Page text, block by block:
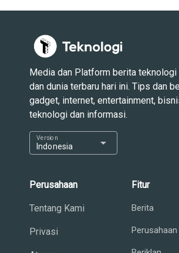
Media dan Platform berita
dan dunia terbaru hari ini. Tips dan
gadget, internet, entertainment,
teknologi dan informasi.
Indonesia
Version arrow_drop_down
Perusahaan
Tentang Kami
Privasi
Fitur
Berita
Perusahaan